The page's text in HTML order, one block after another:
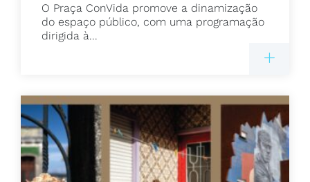
O Praça ConVida promove a dinamização
do espaço público, com uma programação
dirigida à...